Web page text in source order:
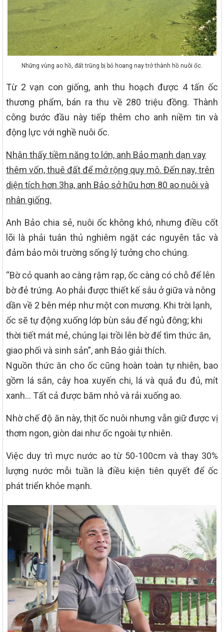
Những vùng ao hồ, đất trũng bị bỏ hoang nay trở thành hồ nuôi ốc.
Từ 2 vạn con giống, anh thu hoạch được 4 tấn ốc
thương phẩm, bán ra thu về 280 triệu đồng. Thành
công bước đầu này tiếp thêm cho anh niềm tin và
động lực với nghề nuôi ốc.
Nhận thấy tiềm năng to lớn, anh Bảo mạnh dạn vay
thêm vốn, thuê đất để mở rộng quy mô. Đến nay, trên
diện tích hơn 3ha, anh Bảo sở hữu hơn 80 ao nuôi và
nhân giống.
Anh Bảo chia sẻ, nuôi ốc không khó, nhưng điều cốt
lõi là phải tuân thủ nghiêm ngặt các nguyên tắc và
đảm bảo môi trường sống lý tưởng cho chúng.
“Bờ cỏ quanh ao càng rậm rạp, ốc càng có chỗ để lên
bờ đẻ trứng. Ao phải được thiết kế sâu ở giữa và nông
dần về 2 bên mép như một con mương. Khi trời lạnh,
ốc sẽ tự động xuống lớp bùn sâu để ngủ đông; khi
thời tiết mát mẻ, chúng lại trồi lên bờ để tìm thức ăn,
giao phối và sinh sản”, anh Bảo giải thích.
Nguồn thức ăn cho ốc cũng hoàn toàn tự nhiên, bao
gồm lá sắn, cây hoa xuyến chi, lá và quả đu đủ, mít
xanh… Tất cả được băm nhỏ và rải xuống ao.
Nhờ chế độ ăn này, thịt ốc nuôi nhưng vẫn giữ được vị
thơm ngon, giòn dai như ốc ngoài tự nhiên.
Việc duy trì mực nước ao từ 50-100cm và thay 30%
lượng nước mỗi tuần là điều kiện tiên quyết để ốc
phát triển khỏe mạnh.